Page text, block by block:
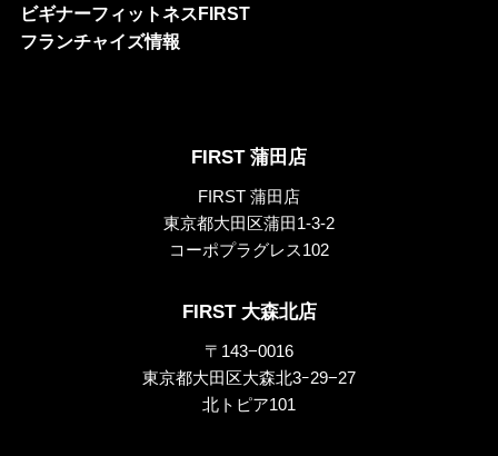
ビギナーフィットネスFIRST
フランチャイズ情報
FIRST 蒲田店
FIRST 蒲田店
東京都大田区蒲田1-3-2
コーポプラグレス102
FIRST 大森北店
〒143−0016
東京都大田区大森北3ｰ29−27
北トピア101